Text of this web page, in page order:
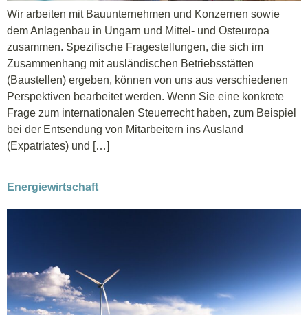
Wir arbeiten mit Bauunternehmen und Konzernen sowie
dem Anlagenbau in Ungarn und Mittel- und Osteuropa
zusammen. Spezifische Fragestellungen, die sich im
Zusammenhang mit ausländischen Betriebsstätten
(Baustellen) ergeben, können von uns aus verschiedenen
Perspektiven bearbeitet werden. Wenn Sie eine konkrete
Frage zum internationalen Steuerrecht haben, zum Beispiel
bei der Entsendung von Mitarbeitern ins Ausland
(Expatriates) und […]
Energiewirtschaft